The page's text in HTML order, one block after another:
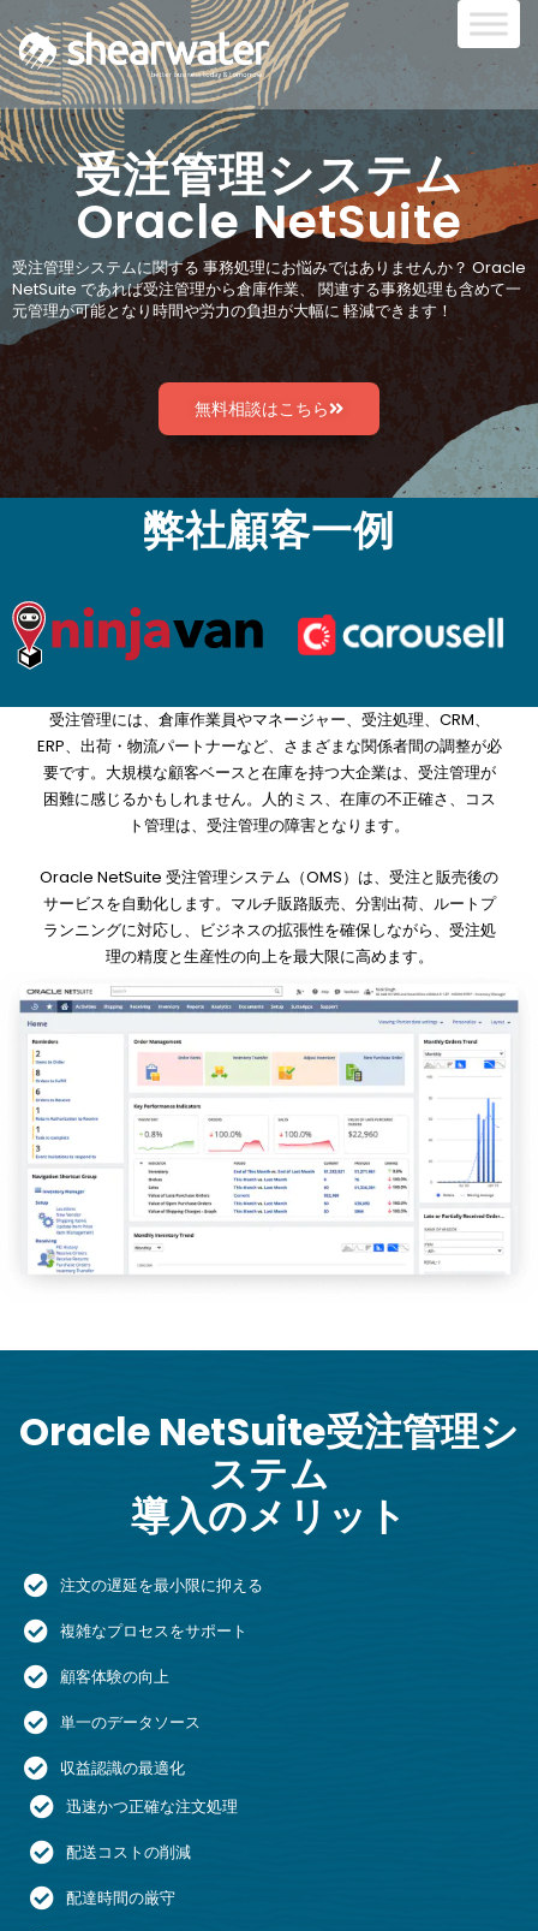
受注管理システム
Oracle NetSuite
受注管理システムに関する 事務処理にお悩みではありませんか？ Oracle
NetSuite であれば受注管理から倉庫作業、 関連する事務処理も含めて一
元管理が可能となり時間や労力の負担が大幅に 軽減できます！
無料相談はこちら
弊社顧客一例
受注管理には、倉庫作業員やマネージャー、受注処理、CRM、
ERP、出荷・物流パートナーなど、さまざまな関係者間の調整が必
要です。大規模な顧客ベースと在庫を持つ大企業は、受注管理が
困難に感じるかもしれません。人的ミス、在庫の不正確さ、コス
ト管理は、受注管理の障害となります。
Oracle NetSuite 受注管理システム（OMS）は、受注と販売後の
サービスを自動化します。マルチ販路販売、分割出荷、ルートプ
ランニングに対応し、ビジネスの拡張性を確保しながら、受注処
理の精度と生産性の向上を最大限に高めます。
Oracle NetSuite受注管理シ
ステム
導入のメリット
注文の遅延を最小限に抑える
複雑なプロセスをサポート
顧客体験の向上
単一のデータソース
収益認識の最適化
迅速かつ正確な注文処理
配送コストの削減
配達時間の厳守